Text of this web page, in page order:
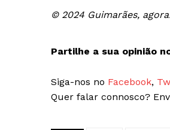
© 2024 Guimarães,
Partilhe a sua opinião
Siga-nos no Facebook,
Quer falar connosco?